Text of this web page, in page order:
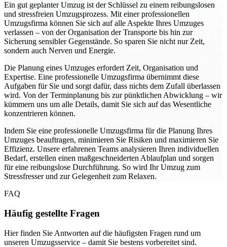
Ein gut geplanter Umzug ist der Schlüssel zu einem reibungslosen
und stressfreien Umzugsprozess. Mit einer professionellen
Umzugsfirma können Sie sich auf alle Aspekte Ihres Umzuges
verlassen – von der Organisation der Transporte bis hin zur
Sicherung sensibler Gegenstände. So sparen Sie nicht nur Zeit,
sondern auch Nerven und Energie.
Die Planung eines Umzuges erfordert Zeit, Organisation und
Expertise. Eine professionelle Umzugsfirma übernimmt diese
Aufgaben für Sie und sorgt dafür, dass nichts dem Zufall überlassen
wird. Von der Terminplanung bis zur pünktlichen Abwicklung – wir
kümmern uns um alle Details, damit Sie sich auf das Wesentliche
konzentrieren können.
Indem Sie eine professionelle Umzugsfirma für die Planung Ihres
Umzuges beauftragen, minimieren Sie Risiken und maximieren Sie
Effizienz. Unsere erfahrenen Teams analysieren Ihren individuellen
Bedarf, erstellen einen maßgeschneiderten Ablaufplan und sorgen
für eine reibungslose Durchführung. So wird Ihr Umzug zum
Stressfresser und zur Gelegenheit zum Relaxen.
FAQ
Häufig gestellte Fragen
Hier finden Sie Antworten auf die häufigsten Fragen rund um
unseren Umzugsservice – damit Sie bestens vorbereitet sind.